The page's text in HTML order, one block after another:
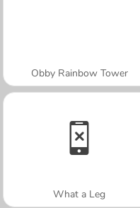
Obby Rainbow Tower
What a Leg